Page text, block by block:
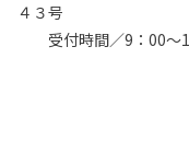
４３号
受付時間／9：00～